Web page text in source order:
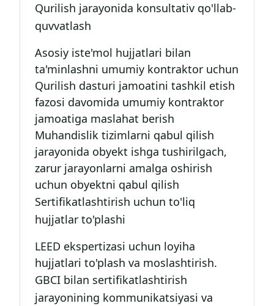
Qurilish jarayonida konsultativ qo'llab-
quvvatlash
Asosiy iste'mol hujjatlari bilan
ta'minlashni umumiy kontraktor uchun
Qurilish dasturi jamoatini tashkil etish
fazosi davomida umumiy kontraktor
jamoatiga maslahat berish
Muhandislik tizimlarni qabul qilish
jarayonida obyekt ishga tushirilgach,
zarur jarayonlarni amalga oshirish
uchun obyektni qabul qilish
Sertifikatlashtirish uchun to'liq
hujjatlar to'plashi
LEED ekspertizasi uchun loyiha
hujjatlari to'plash va moslashtirish.
GBCI bilan sertifikatlashtirish
jarayonining kommunikatsiyasi va